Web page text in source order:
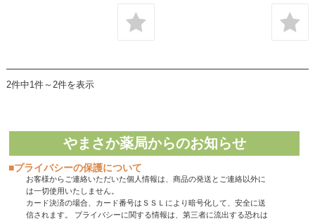
2件中1件～2件を表示
やまさか薬局からのお知らせ
■プライバシーの保護について
お客様からご連絡いただいた個人情報は、商品の発送とご連絡以外に
は一切使用いたしません。
カード決済の場合、カード番号はＳＳＬにより暗号化して、安全に送
信されます。 プライバシーに関する情報は、第三者に流出する恐れは